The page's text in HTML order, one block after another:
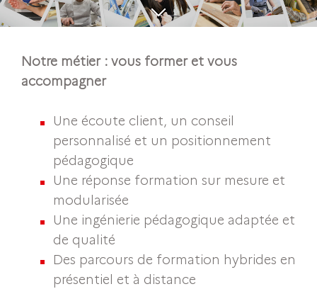
Notre métier : vous former et vous
accompagner
Une écoute client, un conseil
personnalisé et un positionnement
pédagogique
Une réponse formation sur mesure et
modularisée
Une ingénierie pédagogique adaptée et
de qualité
Des parcours de formation hybrides en
présentiel et à distance